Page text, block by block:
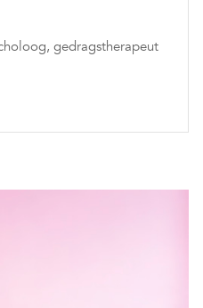
gedragstherapeut